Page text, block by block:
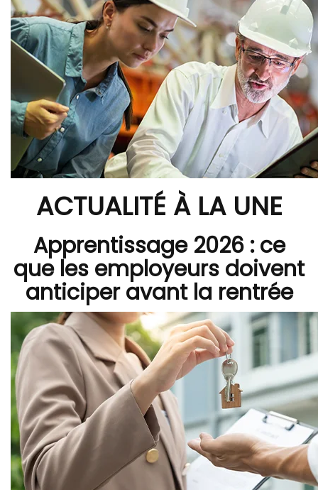
ACTUALITÉ À LA UNE
Apprentissage 2026 : ce
que les employeurs doivent
anticiper avant la rentrée